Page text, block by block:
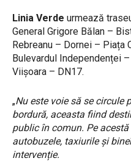
Linia Verde urmează
General Grigore Bălan –
Rebreanu – Dornei – Piața
Bulevardul Independenței
Viișoara – DN17.
„Nu este voie să se circule
bordură, aceasta fiind
public în comun. Pe
autobuzele, taxiurile și
intervenție.